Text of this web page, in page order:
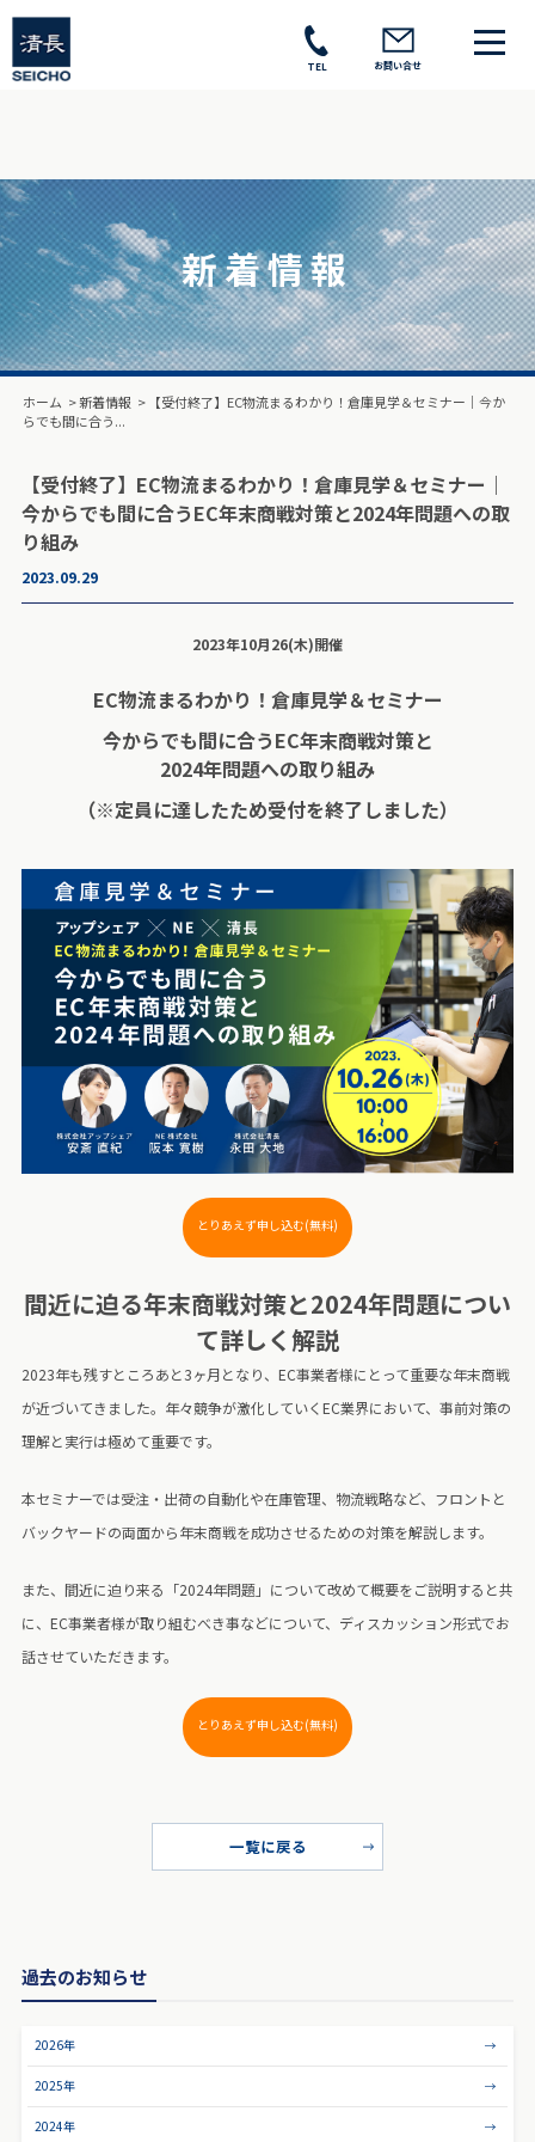
TEL お問い合せ
新着情報
ホーム >新着情報 > 【受付終了】EC物流まるわかり！倉庫見学＆セミナー｜今か
らでも間に合う...
【受付終了】EC物流まるわかり！倉庫見学＆セミナー｜
今からでも間に合うEC年末商戦対策と2024年問題への取
り組み
2023.09.29
2023年10月26(木)開催
EC物流まるわかり！倉庫見学＆セミナー
今からでも間に合うEC年末商戦対策と
2024年問題への取り組み
（※定員に達したため受付を終了しました）
とりあえず申し込む(無料)
間近に迫る年末商戦対策と2024年問題につい
て詳しく解説
2023年も残すところあと3ヶ月となり、EC事業者様にとって重要な年末商戦
が近づいてきました。年々競争が激化していくEC業界において、事前対策の
理解と実行は極めて重要です。
本セミナーでは受注・出荷の自動化や在庫管理、物流戦略など、フロントと
バックヤードの両面から年末商戦を成功させるための対策を解説します。
また、間近に迫り来る「2024年問題」について改めて概要をご説明すると共
に、EC事業者様が取り組むべき事などについて、ディスカッション形式でお
話させていただきます。
とりあえず申し込む(無料)
一覧に戻る
過去のお知らせ
2026年
2025年
2024年